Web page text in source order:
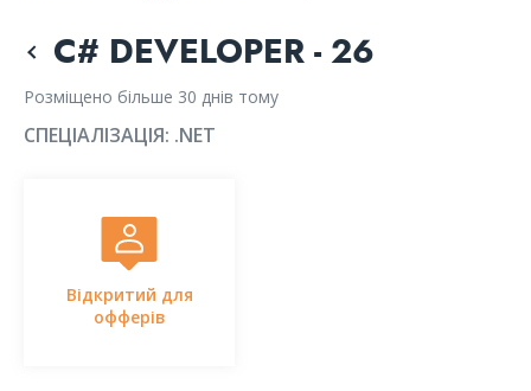
C# DEVELOPER - 26
Розміщено більше 30 днів тому
СПЕЦІАЛІЗАЦІЯ: .NET
Відкритий для
офферів